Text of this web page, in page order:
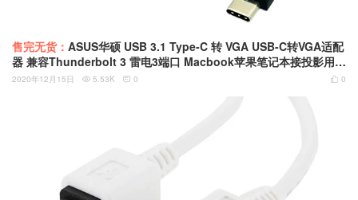
售完无货： ASUS华硕 USB 3.1 Type-C 转 VGA USB-C转VGA适配
器 兼容Thunderbolt 3 雷电3端口 Macbook苹果笔记本接投影用 V
GA接口1080P
 0
2020年12月15日  5.53K  0